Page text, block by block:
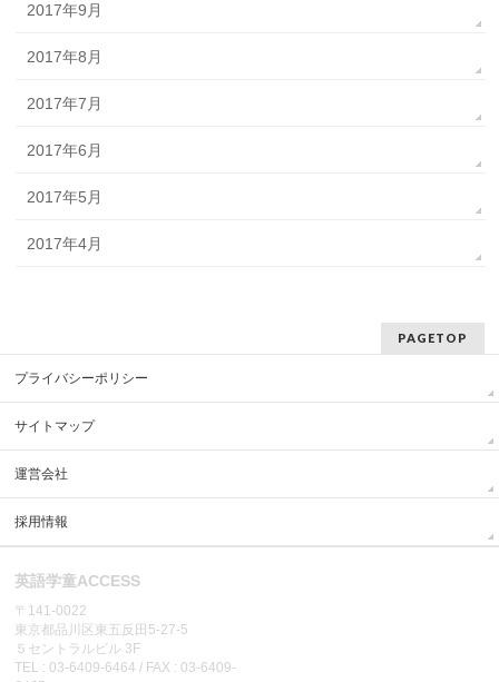
2017年9月
2017年8月
2017年7月
2017年6月
2017年5月
2017年4月
PAGETOP
プライバシーポリシー
サイトマップ
運営会社
採用情報
英語学童ACCESS
〒141-0022
東京都品川区東五反田5-27-5
５セントラルビル 3F
TEL : 03-6409-6464 / FAX : 03-6409-